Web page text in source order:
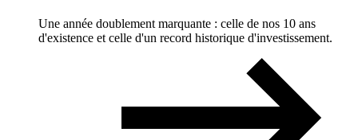
Une année doublement marquante : celle de nos 10 ans
d'existence et celle d'un record historique d'investissement.